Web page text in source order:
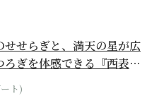
せせらぎと、満天の星が広
ろぎを体感できる『西表島
ト)